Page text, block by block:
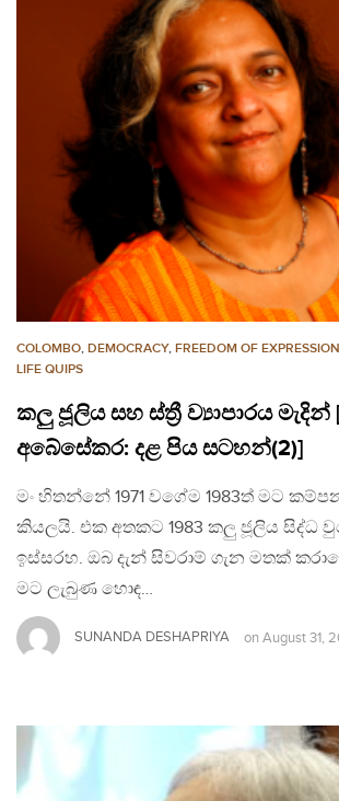
COLOMBO, DEMOCRACY, FREEDOM OF EXPRESSION
LIFE QUIPS
කලු ජූලිය සහ ස්ත්‍රී ව්‍යාපාරය
අබේසේකර: දළ පිය සටහන්(2)]
මං හිතන්නේ 1971 වගේම 1983ත් මට
කියලයි. එක අතකට 1983 කලු ජූලිය සිද්ධ
ඉස්සරහ. ඔබ දැන් සිවරාම් ගැන මතක්
මට ලැබුණ හොඳ…
SUNANDA DESHAPRIYA on August 31,